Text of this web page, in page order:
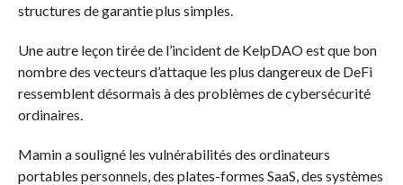
structures de garantie plus simples.
Une autre leçon tirée de l’incident de KelpDAO est que bon
nombre des vecteurs d’attaque les plus dangereux de DeFi
ressemblent désormais à des problèmes de cybersécurité
ordinaires.
Mamin a souligné les vulnérabilités des ordinateurs
portables personnels, des plates-formes SaaS, des systèmes